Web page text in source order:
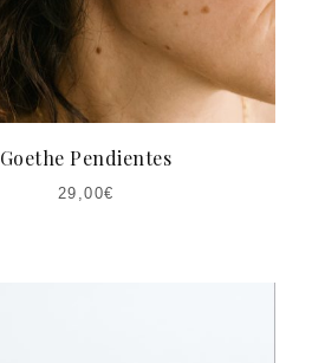
Goethe Pendientes
29,00€